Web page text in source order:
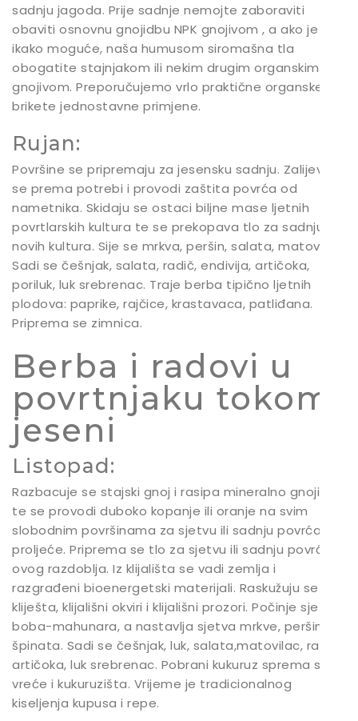
sadnju jagoda. Prije sadnje nemojte zaboraviti
obaviti osnovnu gnojidbu NPK gnojivom , a ako je
ikako moguće, naša humusom siromašna tla
obogatite stajnjakom ili nekim drugim organskim
gnojivom. Preporučujemo vrlo praktične organske
brikete jednostavne primjene.
Rujan:
Površine se pripremaju za jesensku sadnju. Zalijeva
se prema potrebi i provodi zaštita povrća od
nametnika. Skidaju se ostaci biljne mase ljetnih
povrtlarskih kultura te se prekopava tlo za sadnju
novih kultura. Sije se mrkva, peršin, salata, matovilac.
Sadi se češnjak, salata, radič, endivija, artičoka,
poriluk, luk srebrenac. Traje berba tipično ljetnih
plodova: paprike, rajčice, krastavaca, patliđana.
Priprema se zimnica.
Berba i radovi u
povrtnjaku tokom
jeseni
Listopad:
Razbacuje se stajski gnoj i rasipa mineralno gnojivo
te se provodi duboko kopanje ili oranje na svim
slobodnim površinama za sjetvu ili sadnju povrća u
proljeće. Priprema se tlo za sjetvu ili sadnju povrća
ovog razdoblja. Iz klijališta se vadi zemlja i
razgrađeni bioenergetski materijali. Raskužuju se
kliješta, klijališni okviri i klijališni prozori. Počinje sjetva
boba-mahunara, a nastavlja sjetva mrkve, peršina i
špinata. Sadi se češnjak, luk, salata,matovilac, radič,
artičoka, luk srebrenac. Pobrani kukuruz sprema se u
vreće i kukuruzišta. Vrijeme je tradicionalnog
kiseljenja kupusa i repe.